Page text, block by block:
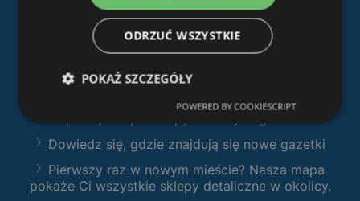
Pobierz naszą aplikację
Ofertolino.pl
Filtruj sklepy według kategorii i przeglądaj
Dowiedz się, gdzie znajdują się nowe gazetki
Pierwszy raz w nowym mieście? Nasza mapa
pokaże Ci wszystkie sklepy detaliczne w okolicy.
ODRZUĆ WSZYSTKIE
POKAŻ SZCZEGÓŁY
POWERED BY COOKIESCRIPT